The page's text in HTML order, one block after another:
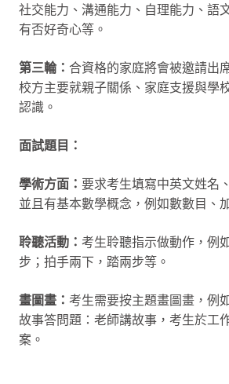
社交能力、溝通能力、自理能力、語
有否好奇心等。
第三輪： 合資格的家庭將會被邀請出
校方主要就親子關係、家庭支援與學
認識。
面試題目：
學術方面： 要求考生填寫中英文姓名
並且有基本數學概念，例如數數目、
聆聽活動： 考生聆聽指示做動作，例
步；拍手兩下，踏兩步等。
畫圖畫： 考生需要按主題畫圖畫，例
故事答問題：老師講故事，考生於工
案。